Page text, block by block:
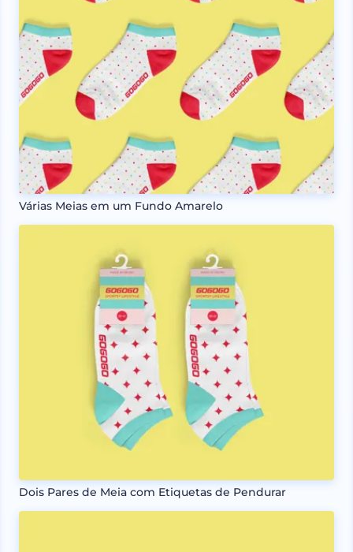
Várias Meias em um Fundo Amarelo
Dois Pares de Meia com Etiquetas de Pendurar